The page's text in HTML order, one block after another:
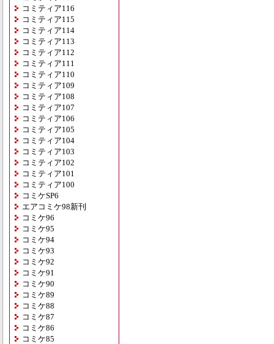
コミティア116
コミティア115
コミティア114
コミティア113
コミティア112
コミティア111
コミティア110
コミティア109
コミティア108
コミティア107
コミティア106
コミティア105
コミティア104
コミティア103
コミティア102
コミティア101
コミティア100
コミケSP6
エアコミケ98新刊
コミケ96
コミケ95
コミケ94
コミケ93
コミケ92
コミケ91
コミケ90
コミケ89
コミケ88
コミケ87
コミケ86
コミケ85